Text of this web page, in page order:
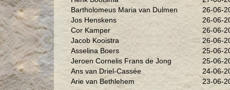
Bartholomeus Maria van Dulmen
26-06-
Jos Henskens
26-06-
Cor Kamper
26-06-
Jacob Kooistra
26-06-
Asselina Boers
25-06-
Jeroen Cornelis Frans de Jong
25-06-
Ans van Driel-Cassée
24-06-
Arie van Bethlehem
23-06-